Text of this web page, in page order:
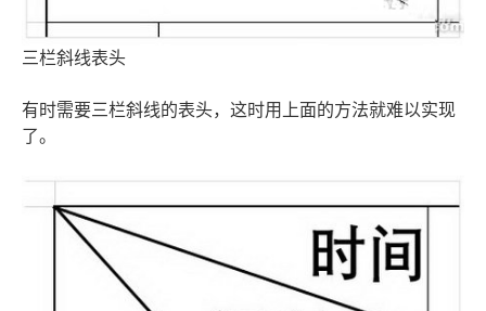
三栏斜线表头
有时需要三栏斜线的表头，这时用上面的方法就难以实现
了。